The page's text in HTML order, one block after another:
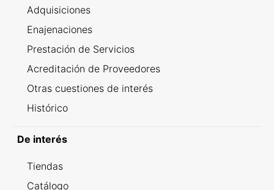
Adquisiciones
Enajenaciones
Prestación de Servicios
Acreditación de Proveedores
Otras cuestiones de interés
Histórico
De interés
Tiendas
Catálogo